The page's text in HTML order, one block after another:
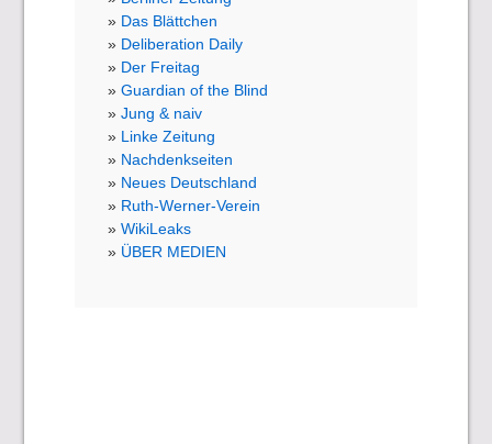
Das Blättchen
Deliberation Daily
Der Freitag
Guardian of the Blind
Jung & naiv
Linke Zeitung
Nachdenkseiten
Neues Deutschland
Ruth-Werner-Verein
WikiLeaks
ÜBER MEDIEN